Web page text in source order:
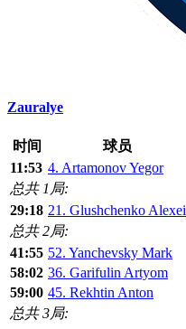
Zauralye
时间 球员
11:53 4. Artamonov Yegor
总共 1局:
29:18 21. Glushchenko Alexei
总共 2局:
41:55 52. Yanchevsky Mark
58:02 36. Garifulin Artyom
59:00 45. Rekhtin Anton
总共 3局: